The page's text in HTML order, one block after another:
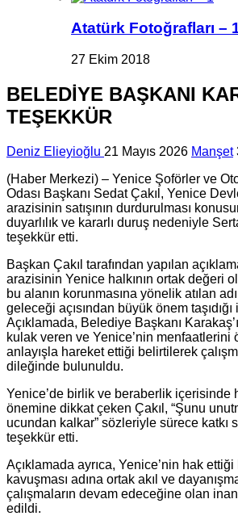
Atatürk Fotoğrafları –
27 Ekim 2018
BELEDİYE BAŞKANI
TEŞEKKÜR
Deniz Elieyioğlu 21 Mayıs 2026 Manşet
(Haber Merkezi) – Yenice Şoförler ve
Odası Başkanı Sedat Çakıl , Yenice
arazisinin satışının durdurulması
duyarlılık ve kararlı duruş nedeniyle
teşekkür etti.
Başkan Çakıl tarafından yapılan
arazisinin Yenice halkının ortak değeri
bu alanın korunmasına yönelik atılan
geleceği açısından büyük önem
Açıklamada, Belediye Başkanı
kulak veren ve Yenice’nin menfaatlerini
anlayışla hareket ettiği belirtilerek
dileğinde bulunuldu.
Yenice’de birlik ve beraberlik içerisinde
önemine dikkat çeken Çakıl, “Şunu
ucundan kalkar” sözleriyle sürece katkı
teşekkür etti.
Açıklamada ayrıca, Yenice’nin hak
kavuşması adına ortak akıl ve
çalışmaların devam edeceğine olan
edildi.